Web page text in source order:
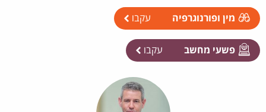
מין ופורנוגרפיה עקבו
פשעי מחשב עקבו